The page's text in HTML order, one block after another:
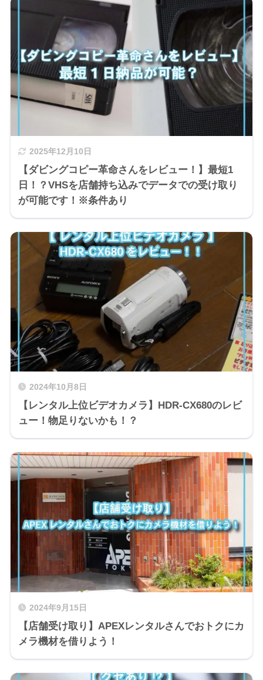
2025年12月10日
【ダビングコピー革命さんをレビュー！】最短1
日！？VHSを店舗持ち込みでデータでの受け取り
が可能です！※条件あり
2024年10月8日
【レンタル上位ビデオカメラ】HDR-CX680のレビ
ュー！物足りないかも！？
2024年9月15日
【店舗受け取り】APEXレンタルさんでおトクにカ
メラ機材を借りよう！